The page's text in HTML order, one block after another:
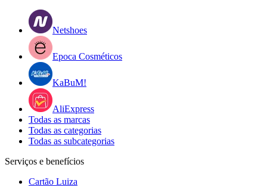
Netshoes
Epoca Cosméticos
KaBuM!
AliExpress
Todas as marcas
Todas as categorias
Todas as subcategorias
Serviços e benefícios
Cartão Luiza